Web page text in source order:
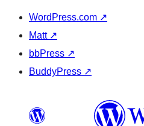
WordPress.com ↗
Matt ↗
bbPress ↗
BuddyPress ↗